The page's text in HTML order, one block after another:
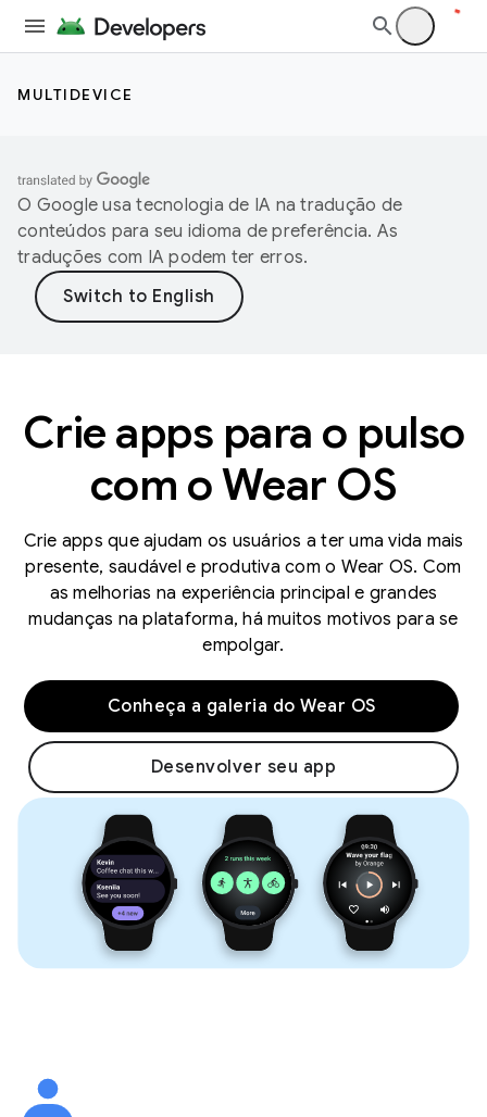
MULTIDEVICE
O Google usa tecnologia de IA na tradução de
conteúdos para seu idioma de preferência. As
traduções com IA podem ter erros.
Crie apps para o pulso
com o Wear OS
Crie apps que ajudam os usuários a ter uma vida mais
presente, saudável e produtiva com o Wear OS. Com
as melhorias na experiência principal e grandes
mudanças na plataforma, há muitos motivos para se
empolgar.
Conheça a galeria do Wear OS
Desenvolver seu app